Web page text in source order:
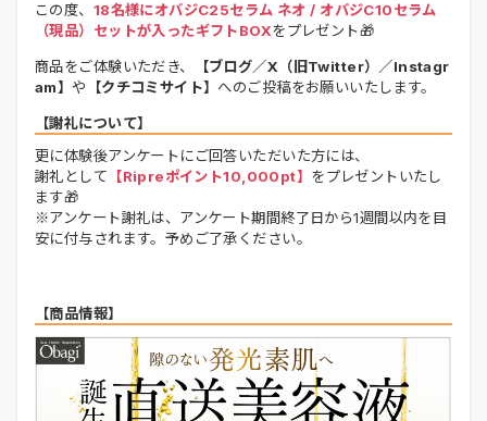
この度、 18名様にオバジC25セラム ネオ / オバジC10セラム
（現品）セットが入ったギフトBOXをプレゼント🎁
商品をご体験いただき、
【ブログ／X（旧Twitter）／Instagr
am】や 【クチコミサイト】 へのご投稿をお願いいたします。
【謝礼について】
更に体験後アンケートにご回答いただいた方には、
謝礼として 【Ripreポイント10,000pt】 をプレゼントいたし
ます🎁
※アンケート謝礼は、アンケート期間終了日から1週間以内を目
安に付与されます。予めご了承ください。
【商品情報】